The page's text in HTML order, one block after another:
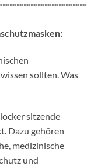
sollten. Was
sitzende
Dazu gehören
medizinische
und